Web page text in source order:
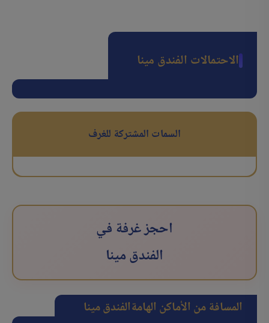
الاحتمالات الفندق مینا
السمات المشتركة للغرف
احجز غرفة في
الفندق مینا
المسافة من الأماكن الهامةالفندق مینا